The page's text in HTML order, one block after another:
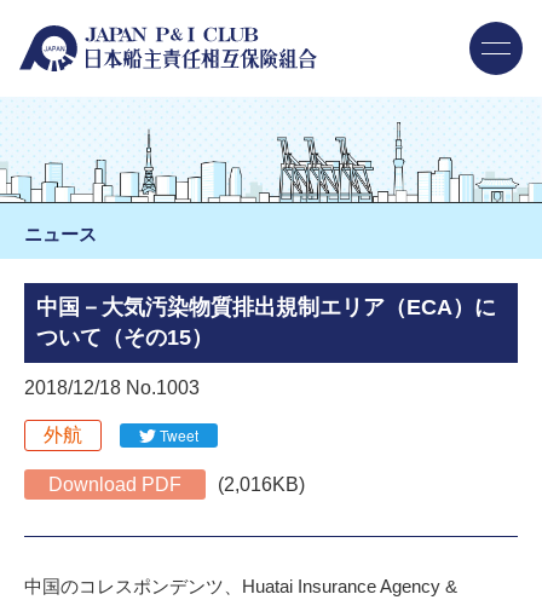
ニュース
中国－大気汚染物質排出規制エリア（ECA）に
ついて（その15）
2018/12/18 No.1003
外航 Tweet
Download PDF (2,016KB)
中国のコレスポンデンツ、Huatai Insurance Agency &